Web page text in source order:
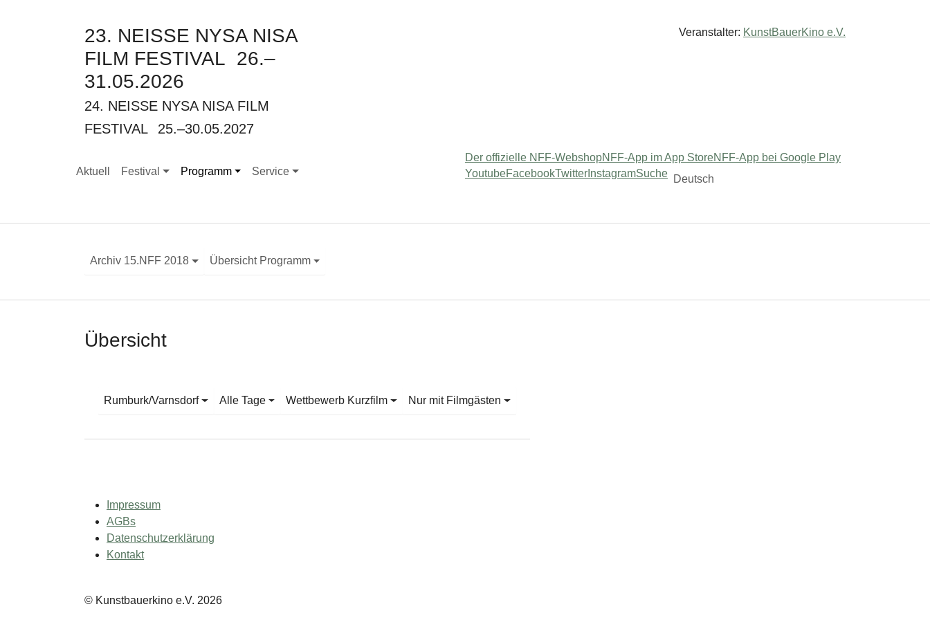
23. NEISSE NYSA NISA
FILM FESTIVAL 26.–
31.05.2026
24. NEISSE NYSA NISA FILM
FESTIVAL
25.–30.05.2027
Veranstalter: KunstBauerKino e.V.
Aktuell Festival
Submenu for "Festival"
Programm
Submenu for "Programm"
Service
Submenu for "Service"
Der offizielle NFF-WebshopNFF-App im App StoreNFF-App bei Google Play
YoutubeFacebookTwitter InstagramSuche Deutsch
Archiv 15.NFF 2018 Übersicht Programm
Übersicht
Rumburk/Varnsdorf Alle Tage Wettbewerb Kurzfilm Nur mit Filmgästen
Impressum
AGBs
Datenschutzerklärung
Kontakt
© Kunstbauerkino e.V. 2026